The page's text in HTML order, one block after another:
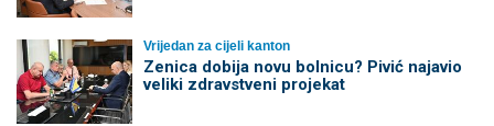
Vrijedan za cijeli kanton
Zenica dobija novu bolnicu? Pivić najavio
veliki zdravstveni projekat